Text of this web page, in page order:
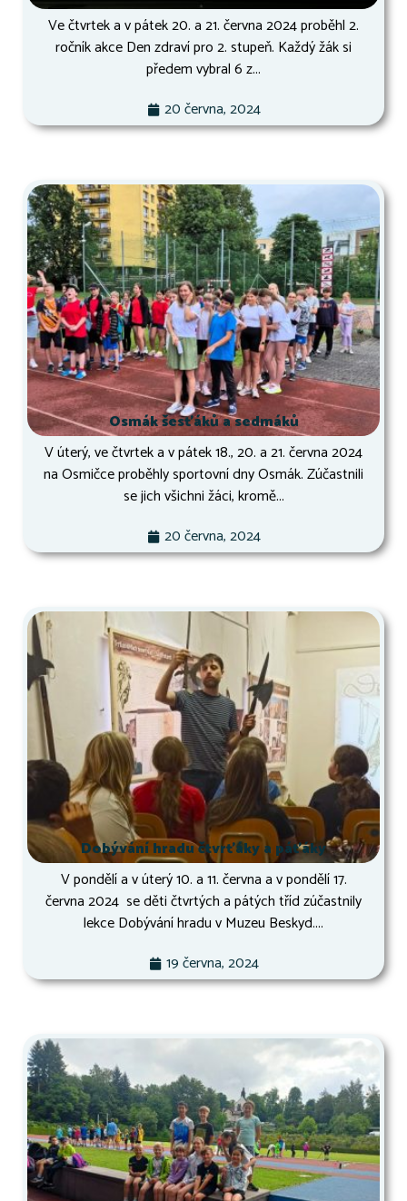
Ve čtvrtek a v pátek 20. a 21. června 2024 proběhl 2.
ročník akce Den zdraví pro 2. stupeň. Každý žák si
předem vybral 6 z...
20 června, 2024
Osmák šesťáků a sedmáků
V úterý, ve čtvrtek a v pátek 18., 20. a 21. června 2024
na Osmičce proběhly sportovní dny Osmák. Zúčastnili
se jich všichni žáci, kromě...
20 června, 2024
Dobývání hradu čtvrťáky a páťáky
V pondělí a v úterý 10. a 11. června a v pondělí 17.
června 2024 se děti čtvrtých a pátých tříd zúčastnily
lekce Dobývání hradu v Muzeu Beskyd....
19 června, 2024